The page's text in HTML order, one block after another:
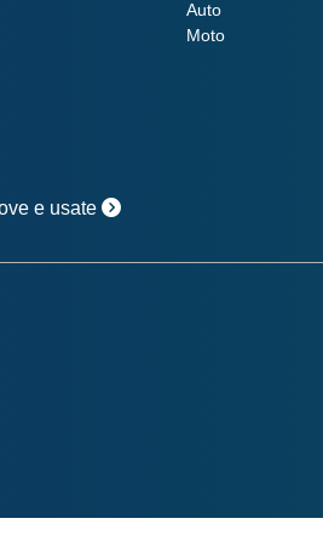
Auto
Moto
e usate